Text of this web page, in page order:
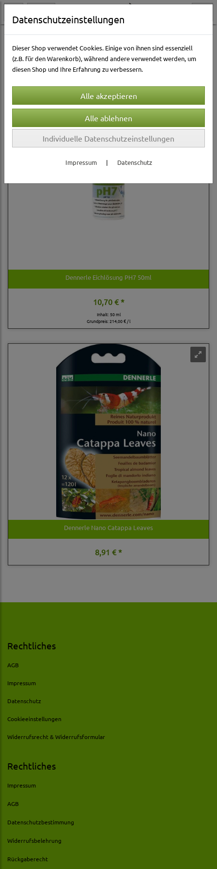
Aquarienwelt Wasserpflege Dennerle
Sortierung wählen
Dennerle Eichlösung PH7 50ml
10,70 € *
Inhalt: 50 ml
Grundpreis:214,00 € / l
Dennerle Nano Catappa Leaves
8,91 € *
Rechtliches
AGB
Impressum
Datenschutz
Cookieeinstellungen
Widerrufsrecht & Widerrufsformular
Rechtliches
Impressum
AGB
Datenschutzbestimmung
Widerrufsbelehrung
Rückgaberecht
Datenschutzeinstellungen
Dieser Shop verwendet Cookies. Einige von ihnen sind essenziell
(z.B. für den Warenkorb), während andere verwendet werden, um
diesen Shop und Ihre Erfahrung zu verbessern.
Individuelle Datenschutzeinstellungen
Impressum | Datenschutz